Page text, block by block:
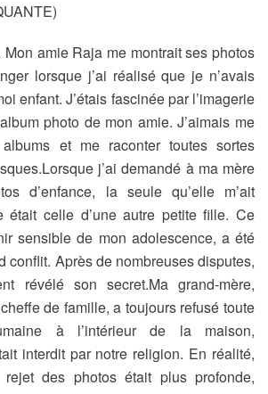
Mon amie Raja me montrait ses photos
lorsque j’ai réalisé que je n’avais
enfant. J’étais fascinée par l’imagerie
photo de mon amie. J’aimais me
et me raconter toutes sortes
j’ai demandé à ma mère
d’enfance, la seule qu’elle m’ait
était celle d’une autre petite fille. Ce
sensible de mon adolescence, a été
conflit. Après de nombreuses disputes,
révélé son secret.Ma grand-mère,
de famille, a toujours refusé toute
à l’intérieur de la maison,
interdit par notre religion. En réalité,
des photos était plus profonde,